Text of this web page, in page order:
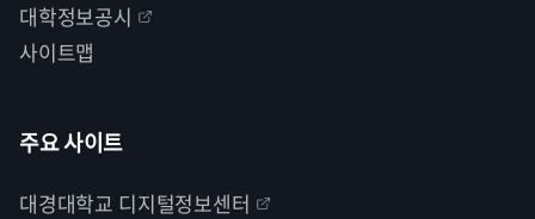
대학정보공시
사이트맵
주요 사이트
대경대학교 디지털정보센터